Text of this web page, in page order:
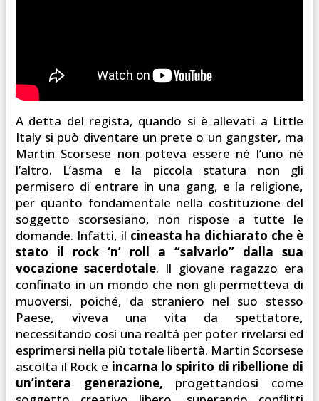
A detta del regista, quando si è allevati a Little
Italy si può diventare un prete o un gangster, ma
Martin Scorsese non poteva essere né l’uno né
l’altro. L’asma e la piccola statura non gli
permisero di entrare in una gang, e la religione,
per quanto fondamentale nella costituzione del
soggetto scorsesiano, non rispose a tutte le
domande. Infatti, il cineasta ha dichiarato che è
stato il rock ‘n’ roll a “salvarlo” dalla sua
vocazione sacerdotale. Il giovane ragazzo era
confinato in un mondo che non gli permetteva di
muoversi, poiché, da straniero nel suo stesso
Paese, viveva una vita da spettatore,
necessitando così una realtà per poter rivelarsi ed
esprimersi nella più totale libertà. Martin Scorsese
ascolta il Rock e incarna lo spirito di ribellione di
un’intera generazione, progettandosi come